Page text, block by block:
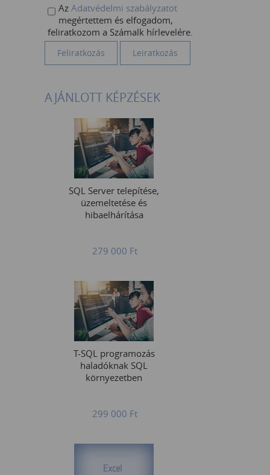
Az Adatvédelmi szabályzatot
megértettem és elfogadom,
feliratkozom a Számalk hírlevelére.
AJÁNLOTT KÉPZÉSEK
SQL Server telepítése,
üzemeltetése és
hibaelhárítása
279 000 Ft
T-SQL programozás
haladóknak SQL
környezetben
299 000 Ft